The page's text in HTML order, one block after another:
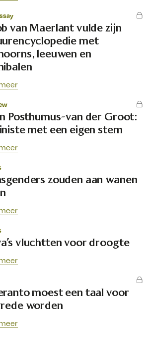
van Maerlant vulde zijn
met
leeuwen en
Posthumus-van der Groot:
met een eigen stem
zouden aan wanen
vluchtten voor droogte
moest een taal voor
worden